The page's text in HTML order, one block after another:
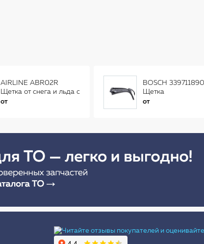
AIRLINE ABR02R
Щетка от снега и льда с
распушенной щетиной
от
BOSCH
Щетка
стеклоочистителя
от